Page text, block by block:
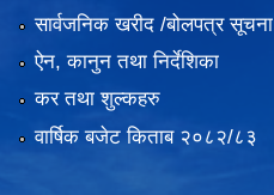
सार्वजनिक खरीद /बोलपत्र सूचना
ऐन, कानुन तथा निर्देशिका
कर तथा शुल्कहरु
वार्षिक बजेट किताब २०८२/८३